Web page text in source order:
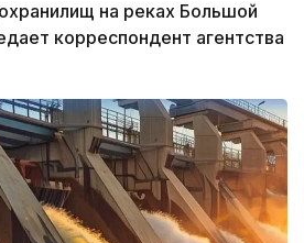
на реках Большой
корреспондент агентства